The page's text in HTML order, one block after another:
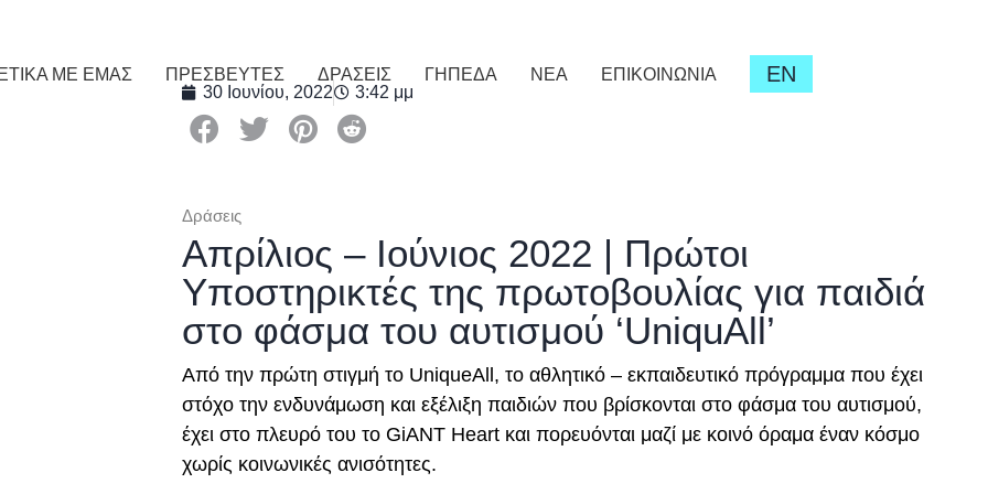
ΜΕ ΕΜΑΣ ΠΡΕΣΒΕΥΤΕΣ ΔΡΑΣΕΙΣ ΓΗΠΕΔΑ ΝΕΑ ΕΠΙΚΟΙΝΩΝΙΑ EN
30 Ιουνίου, 2022 3:42 μμ
Δράσεις
Απρίλιος – Ιούνιος 2022 | Πρώτοι
Υποστηρικτές της πρωτοβουλίας για παιδιά
στο φάσμα του αυτισμού ‘UniquAll’
Aπό την πρώτη στιγμή το UniqueAll, το αθλητικό – εκπαιδευτικό πρόγραμμα που έχει
στόχο την ενδυνάμωση και εξέλιξη παιδιών που βρίσκονται στο φάσμα του αυτισμού,
έχει στο πλευρό του το GiANT Heart και πορευόνται μαζί με κοινό όραμα έναν κόσμο
χωρίς κοινωνικές ανισότητες.